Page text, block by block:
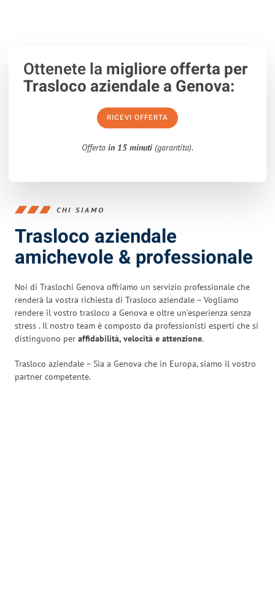
Ottenete la migliore offerta per
Trasloco aziendale a Genova:
RICEVI OFFERTA
Offerta in 15 minuti (garantita).
CHI SIAMO
Trasloco aziendale
amichevole & professionale
Noi di Traslochi Genova offriamo un servizio professionale che
renderà la vostra richiesta di Trasloco aziendale – Vogliamo
rendere il vostro trasloco a Genova e oltre un’esperienza senza
stress . Il nostro team è composto da professionisti esperti che si
distinguono per affidabilità, velocità e attenzione.
Trasloco aziendale – Sia a Genova che in Europa, siamo il vostro
partner competente.